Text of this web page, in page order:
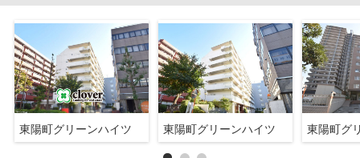
東陽町グリーンハイツ 東陽町グリーンハイツ 東陽町グ